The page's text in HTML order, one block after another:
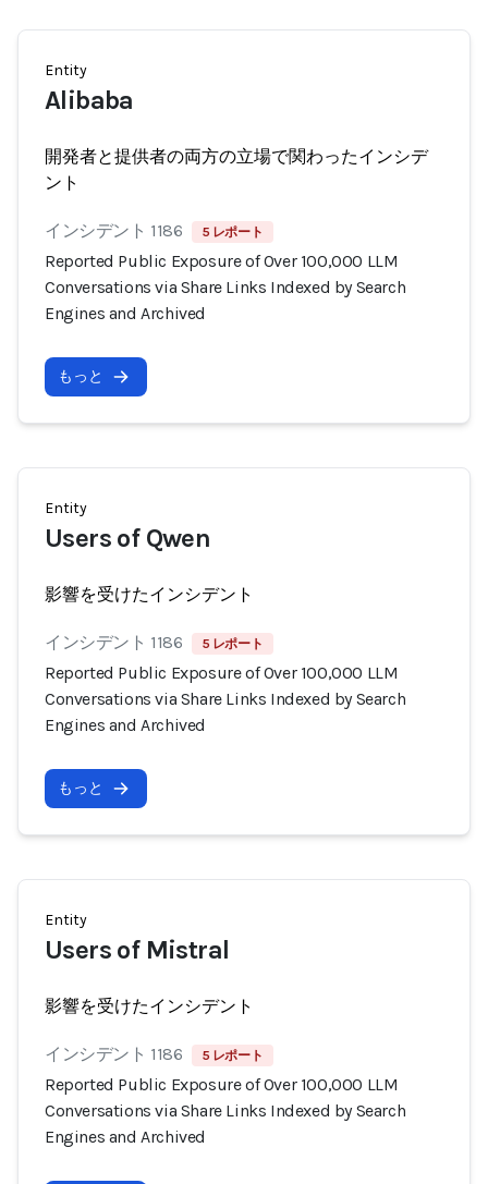
Entity
Alibaba
開発者と提供者の両方の立場で関わったインシデ
ント
インシデント 1186 5 レポート
Reported Public Exposure of Over 100,000 LLM
Conversations via Share Links Indexed by Search
Engines and Archived
もっと
Entity
Users of Qwen
影響を受けたインシデント
インシデント 1186 5 レポート
Reported Public Exposure of Over 100,000 LLM
Conversations via Share Links Indexed by Search
Engines and Archived
もっと
Entity
Users of Mistral
影響を受けたインシデント
インシデント 1186 5 レポート
Reported Public Exposure of Over 100,000 LLM
Conversations via Share Links Indexed by Search
Engines and Archived